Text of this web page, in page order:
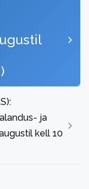
ja
kell 10